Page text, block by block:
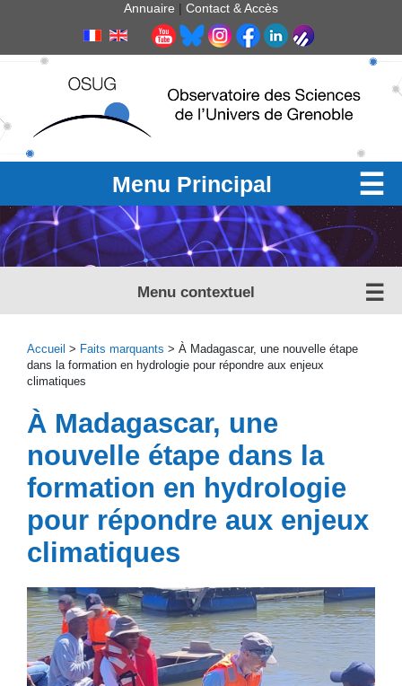
Annuaire | Contact & Accès
Menu Principal
Menu contextuel
Accueil > Faits marquants > À Madagascar, une nouvelle étape
dans la formation en hydrologie pour répondre aux enjeux
climatiques
À Madagascar, une
nouvelle étape dans la
formation en hydrologie
pour répondre aux enjeux
climatiques
Panneau de gestion des cookies